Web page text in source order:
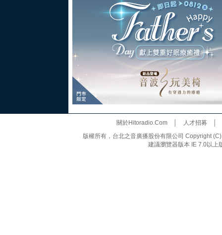
關於Hitoradio.Com│ 人才招募
版權所有，台北之音廣播股份有限公司 Copyright
建議瀏覽器版本 IE 7.0以上